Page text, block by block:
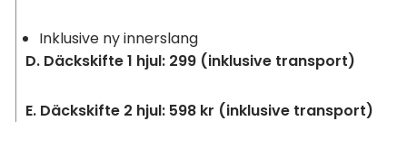
Inklusive ny innerslang
D. Däckskifte 1 hjul: 299 (inklusive transport)
E. Däckskifte 2 hjul: 598 kr (inklusive transport)